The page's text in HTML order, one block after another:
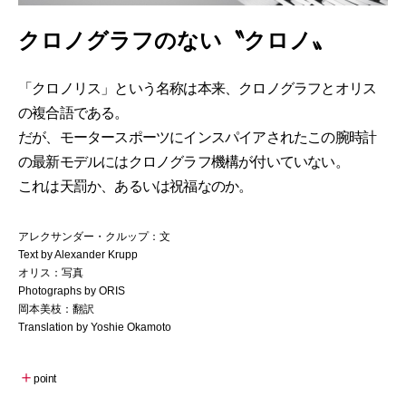
クロノグラフのない〝クロノ〟
「クロノリス」という名称は本来、クロノグラフとオリス
の複合語である。
だが、モータースポーツにインスパイアされたこの腕時計
の最新モデルにはクロノグラフ機構が付いていない。
これは天罰か、あるいは祝福なのか。
アレクサンダー・クルップ：文
Text by Alexander Krupp
オリス：写真
Photographs by ORIS
岡本美枝：翻訳
Translation by Yoshie Okamoto
＋point